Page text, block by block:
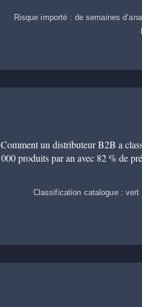
Risque importé : de semaines
Comment un distributeur B2B a
000 produits par an avec 82 % de
Classification catalogue :